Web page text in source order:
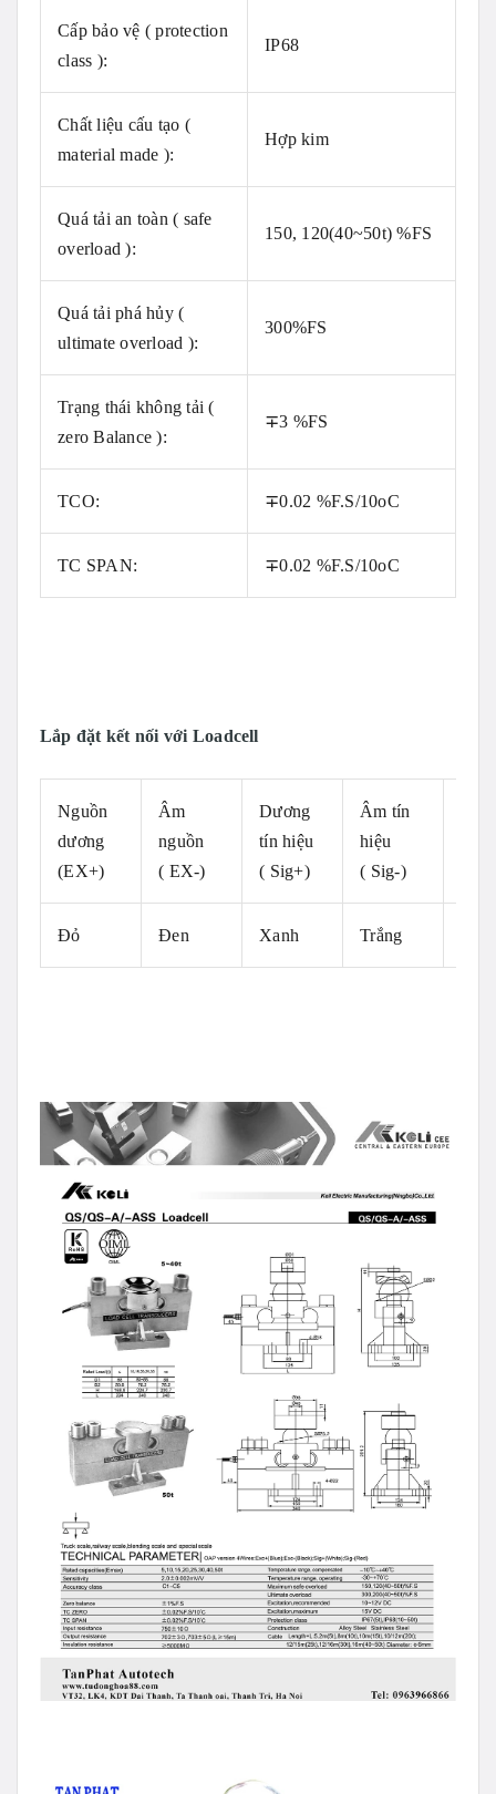
Cấp bảo vệ ( protection
class ):
IP68
Chất liệu cấu tạo (
material made ):
Hợp kim
Quá tải an toàn ( safe
overload ):
150, 120(40~50t) %FS
Quá tải phá hủy (
ultimate overload ):
300%FS
Trạng thái không tải (
zero Balance ):
∓3 %FS
TCO: ∓0.02 %F.S/10oC
TC SPAN: ∓0.02 %F.S/10oC
Lắp đặt kết nối với Loadcell
Nguồn
dương
(EX+)
Âm
nguồn
( EX-)
Dương
tín hiệu
( Sig+)
Âm tín
hiệu
( Sig-)
Đỏ Đen Xanh Trắng